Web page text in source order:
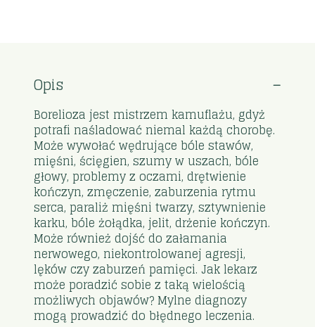
Opis
Borelioza jest mistrzem kamuflażu, gdyż
potrafi naśladować niemal każdą chorobę.
Może wywołać wędrujące bóle stawów,
mięśni, ścięgien, szumy w uszach, bóle
głowy, problemy z oczami, drętwienie
kończyn, zmęczenie, zaburzenia rytmu
serca, paraliż mięśni twarzy, sztywnienie
karku, bóle żołądka, jelit, drżenie kończyn.
Może również dojść do załamania
nerwowego, niekontrolowanej agresji,
lęków czy zaburzeń pamięci. Jak lekarz
może poradzić sobie z taką wielością
możliwych objawów? Mylne diagnozy
mogą prowadzić do błędnego leczenia.